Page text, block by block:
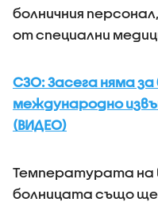
болничния
от специални
СЗО: Засега няма
международно
(ВИДЕО)
Температурата на
болницата също